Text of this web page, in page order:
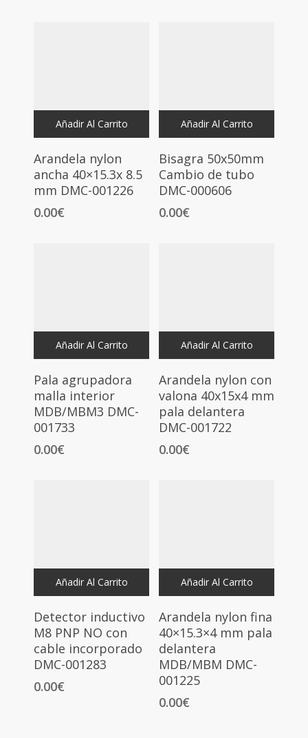
Añadir Al Carrito
Arandela nylon
ancha 40×15.3x 8.5
mm DMC-001226
0.00€
Añadir Al Carrito
Bisagra 50x50mm
Cambio de tubo
DMC-000606
0.00€
Añadir Al Carrito
Pala agrupadora
malla interior
MDB/MBM3 DMC-
001733
0.00€
Añadir Al Carrito
Arandela nylon con
valona 40x15x4 mm
pala delantera
DMC-001722
0.00€
Añadir Al Carrito
Detector inductivo
M8 PNP NO con
cable incorporado
DMC-001283
0.00€
Añadir Al Carrito
Arandela nylon fina
40×15.3×4 mm pala
delantera
MDB/MBM DMC-
001225
0.00€